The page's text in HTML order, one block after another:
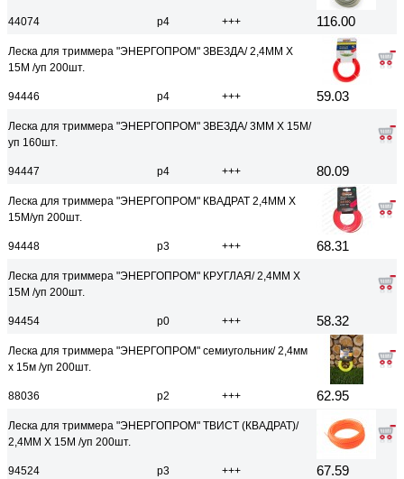
44074 р4 +++ 116.00
Леска для триммера "ЭНЕРГОПРОМ" ЗВЕЗДА/ 2,4ММ Х
15М /уп 200шт.
94446 р4 +++ 59.03
Леска для триммера "ЭНЕРГОПРОМ" ЗВЕЗДА/ 3ММ Х 15М/
уп 160шт.
94447 р4 +++ 80.09
Леска для триммера "ЭНЕРГОПРОМ" КВАДРАТ 2,4ММ Х
15М/уп 200шт.
94448 р3 +++ 68.31
Леска для триммера "ЭНЕРГОПРОМ" КРУГЛАЯ/ 2,4ММ Х
15М /уп 200шт.
94454 р0 +++ 58.32
Леска для триммера "ЭНЕРГОПРОМ" семиугольник/ 2,4мм
х 15м /уп 200шт.
88036 р2 +++ 62.95
Леска для триммера "ЭНЕРГОПРОМ" ТВИСТ (КВАДРАТ)/
2,4ММ Х 15М /уп 200шт.
94524 р3 +++ 67.59